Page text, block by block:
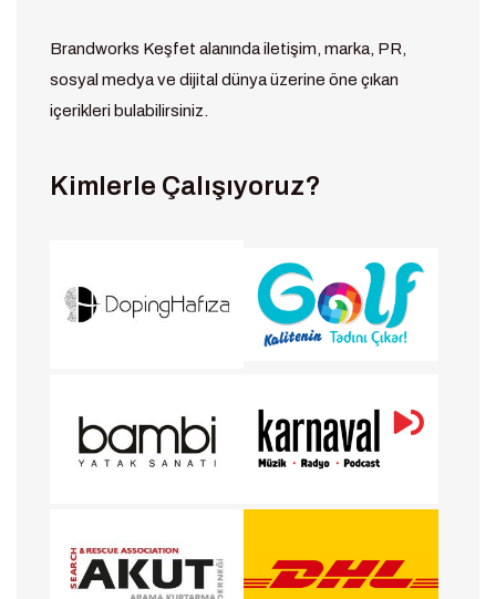
Brandworks Keşfet alanında iletişim, marka, PR,
sosyal medya ve dijital dünya üzerine öne çıkan
içerikleri bulabilirsiniz.
Kimlerle Çalışıyoruz?